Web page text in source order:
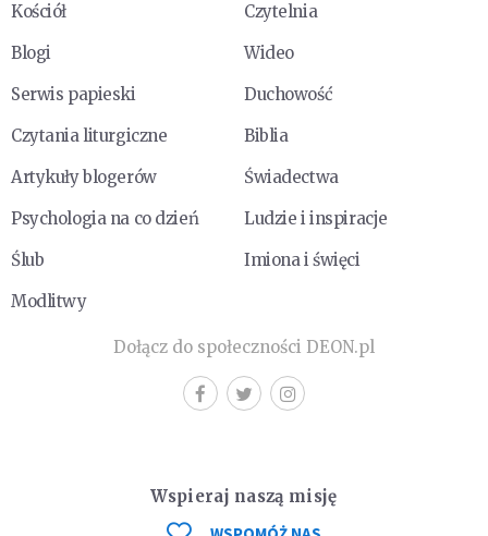
Kościół
Czytelnia
Blogi
Wideo
Serwis papieski
Duchowość
Czytania liturgiczne
Biblia
Artykuły blogerów
Świadectwa
Psychologia na co dzień
Ludzie i inspiracje
Ślub
Imiona i święci
Modlitwy
Dołącz do społeczności DEON.pl
Wspieraj naszą misję